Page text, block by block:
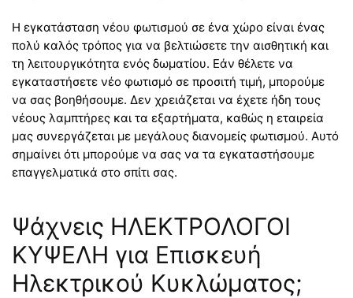
Η εγκατάσταση νέου φωτισμού σε ένα χώρο είναι ένας
πολύ καλός τρόπος για να βελτιώσετε την αισθητική και
τη λειτουργικότητα ενός δωματίου. Εάν θέλετε να
εγκαταστήσετε νέο φωτισμό σε προσιτή τιμή, μπορούμε
να σας βοηθήσουμε. Δεν χρειάζεται να έχετε ήδη τους
νέους λαμπτήρες και τα εξαρτήματα, καθώς η εταιρεία
μας συνεργάζεται με μεγάλους διανομείς φωτισμού. Αυτό
σημαίνει ότι μπορούμε να σας να τα εγκαταστήσουμε
επαγγελματικά στο σπίτι σας.
Ψάχνεις ΗΛΕΚΤΡΟΛΟΓΟΙ
ΚΥΨΕΛΗ για Επισκευή
Ηλεκτρικού Κυκλώματος;